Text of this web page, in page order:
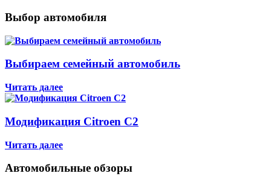
Выбор автомобиля
Выбираем семейный автомобиль
Читать далее
Модификация Citroen С2
Читать далее
Автомобильные обзоры